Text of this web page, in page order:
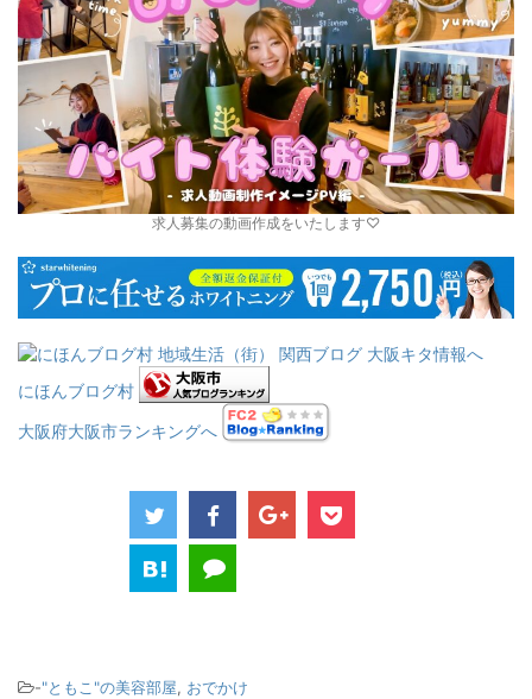
求人募集の動画作成をいたします♡
にほんブログ村
大阪府大阪市ランキングへ
-"ともこ"の美容部屋, おでかけ